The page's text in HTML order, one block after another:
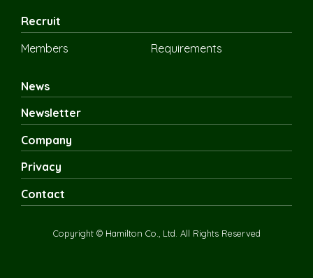
Recruit
Members
Requirements
News
Newsletter
Company
Privacy
Contact
Copyright © Hamilton Co., Ltd. All Rights Reserved